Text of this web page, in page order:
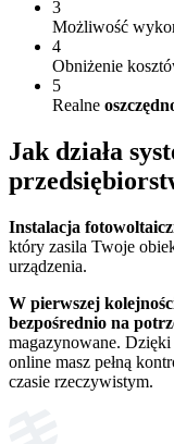
3
Możliwość
4
Obniżenie
5
Realne
Jak działa
Instalacja
który zasila Twoje
urządzenia.
W pierwszej
bezpośrednio na
magazynowane.
online masz pełną
czasie rzeczywistym.